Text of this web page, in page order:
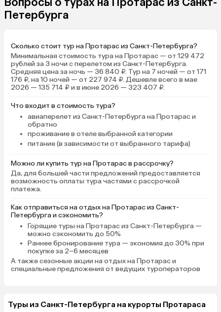
Петербурга
Сколько стоит тур на Протарас из Санкт-Петербурга?
Минимальная стоимость тура на Протарас — от 129 472
рублей за 3 ночи с перелетом из Санкт-Петербурга.
Средняя цена за ночь — 36 840 ₽. Тур на 7 ночей — от 171
176 ₽, на 10 ночей — от 227 974 ₽. Дешевле всего в мае
2026 — 135 714 ₽ и в июне 2026 — 323 407 ₽.
Что входит в стоимость тура?
авиаперелет из Санкт-Петербурга на Протарас и
обратно
проживание в отеле выбранной категории
питание (в зависимости от выбранного тарифа)
Можно ли купить тур на Протарас в рассрочку?
Да, для большей части предложений предоставляется
возможность оплаты тура частями с рассрочкой
платежа.
Как отправиться на отдых на Протарас из Санкт-
Петербурга и сэкономить?
Горящие туры на Протарасиз Санкт-Петербурга —
можно сэкономить до 50%
Раннее бронирование тура — экономия до 30% при
покупке за 2–6 месяцев
А такжесезонные акции на отдых на Протараси
специальные предложения от ведущих туроператоров
Туры из Санкт-Петербурга на курорты Протараса